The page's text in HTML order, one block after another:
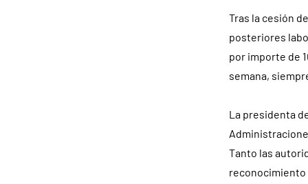
Tras la cesión
posteriores
por importe de
semana,
La presidenta
Tanto las
reconocimiento